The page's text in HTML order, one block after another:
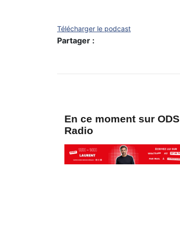
Télécharger le podcast
Partager :
En ce moment sur ODS
Radio